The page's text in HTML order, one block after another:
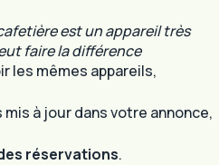
est un appareil très
faire la différence
les mêmes appareils,
mis à jour dans votre annonce,
réservations.